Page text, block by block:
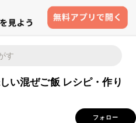
い混ぜご飯 レシピ・作り
フォロー